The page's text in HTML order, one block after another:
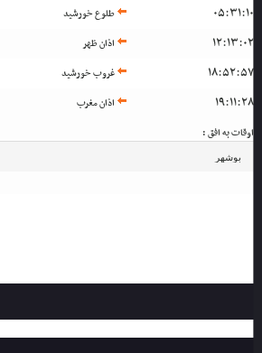
05:31:10 طلوع خورشید
12:13:02 اذان ظهر
18:52:57 غروب خورشید
19:11:28
اذان مغرب
اوقات به افق :